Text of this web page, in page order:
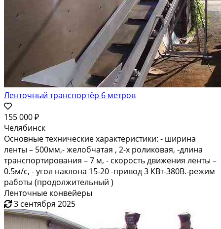
Ленточный транспортёр 6 метров
155 000 ₽
Челябинск
Основные технические характеристики: - ширина
ленты – 500мм,- желобчатая , 2-х роликовая, -длина
транспортирования – 7 м, - скорость движения ленты –
0.5м/с, - угол наклона 15-20 -привод 3 КВт-380В.-режим
работы (продолжительный )
Ленточные конвейеры
3 сентября 2025